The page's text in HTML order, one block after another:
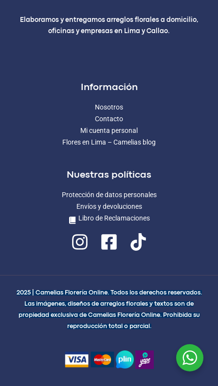
Elaboramos y entregamos arreglos florales a domicilio,
oficinas y empresas en Lima y Callao.
Información
Nosotros
Contacto
Mi cuenta personal
Flores en Lima – Camelias blog
Nuestras políticas
Protección de datos personales
Envíos y devoluciones
Libro de Reclamaciones
2025 | Camelias Florería Online. Todos los derechos reservados.
Las imágenes, diseños de arreglos florales y textos son de
propiedad exclusiva de Camelias Florería Online. Prohibida su
reproducción total o parcial.